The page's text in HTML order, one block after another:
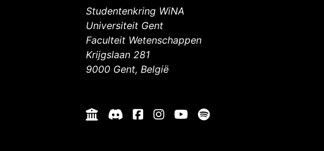
Studentenkring WiNA
Universiteit Gent
Faculteit Wetenschappen
Krijgslaan 281
9000 Gent, België